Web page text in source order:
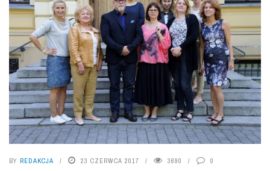
BY REDAKCJA 23 CZERWCA 2017 3690 0